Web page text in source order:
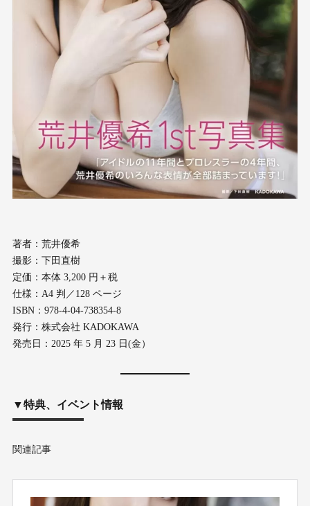
著者：荒井優希
撮影：下田直樹
定価：本体 3,200 円＋税
仕様：A4 判／128 ページ
ISBN：978-4-04-738354-8
発行：株式会社 KADOKAWA
発売日：2025 年 5 月 23 日(金）
▼特典、イベント情報
関連記事